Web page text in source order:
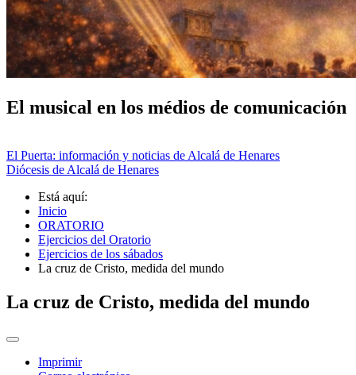
El musical en los médios de comunicación
El Puerta: información y noticias de Alcalá de Henares
Diócesis de Alcalá de Henares
Está aquí:
Inicio
ORATORIO
Ejercicios del Oratorio
Ejercicios de los sábados
La cruz de Cristo, medida del mundo
La cruz de Cristo, medida del mundo
Imprimir